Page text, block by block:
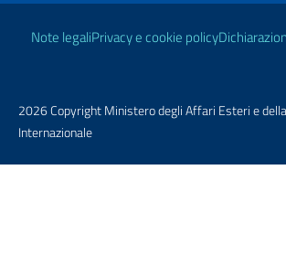
Korisni linkovi
Note legaliPrivacy e cookie policy
2026 Copyright Ministero degli Affari Esteri e
Internazionale